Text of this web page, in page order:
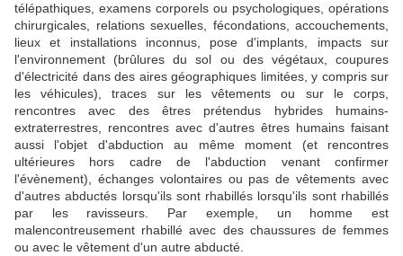
télépathiques, examens corporels ou psychologiques, opérations
chirurgicales, relations sexuelles, fécondations, accouchements,
lieux et installations inconnus, pose d'implants, impacts sur
l'environnement (brûlures du sol ou des végétaux, coupures
d'électricité dans des aires géographiques limitées, y compris sur
les véhicules), traces sur les vêtements ou sur le corps,
rencontres avec des êtres prétendus hybrides humains-
extraterrestres, rencontres avec d'autres êtres humains faisant
aussi l'objet d'abduction au même moment (et rencontres
ultérieures hors cadre de l'abduction venant confirmer
l'évènement), échanges volontaires ou pas de vêtements avec
d'autres abductés lorsqu'ils sont rhabillés lorsqu'ils sont rhabillés
par les ravisseurs. Par exemple, un homme est
malencontreusement rhabillé avec des chaussures de femmes
ou avec le vêtement d'un autre abducté.